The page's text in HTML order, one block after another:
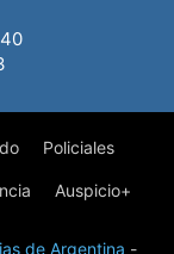
Policiales
Auspicio+
de Argentina -